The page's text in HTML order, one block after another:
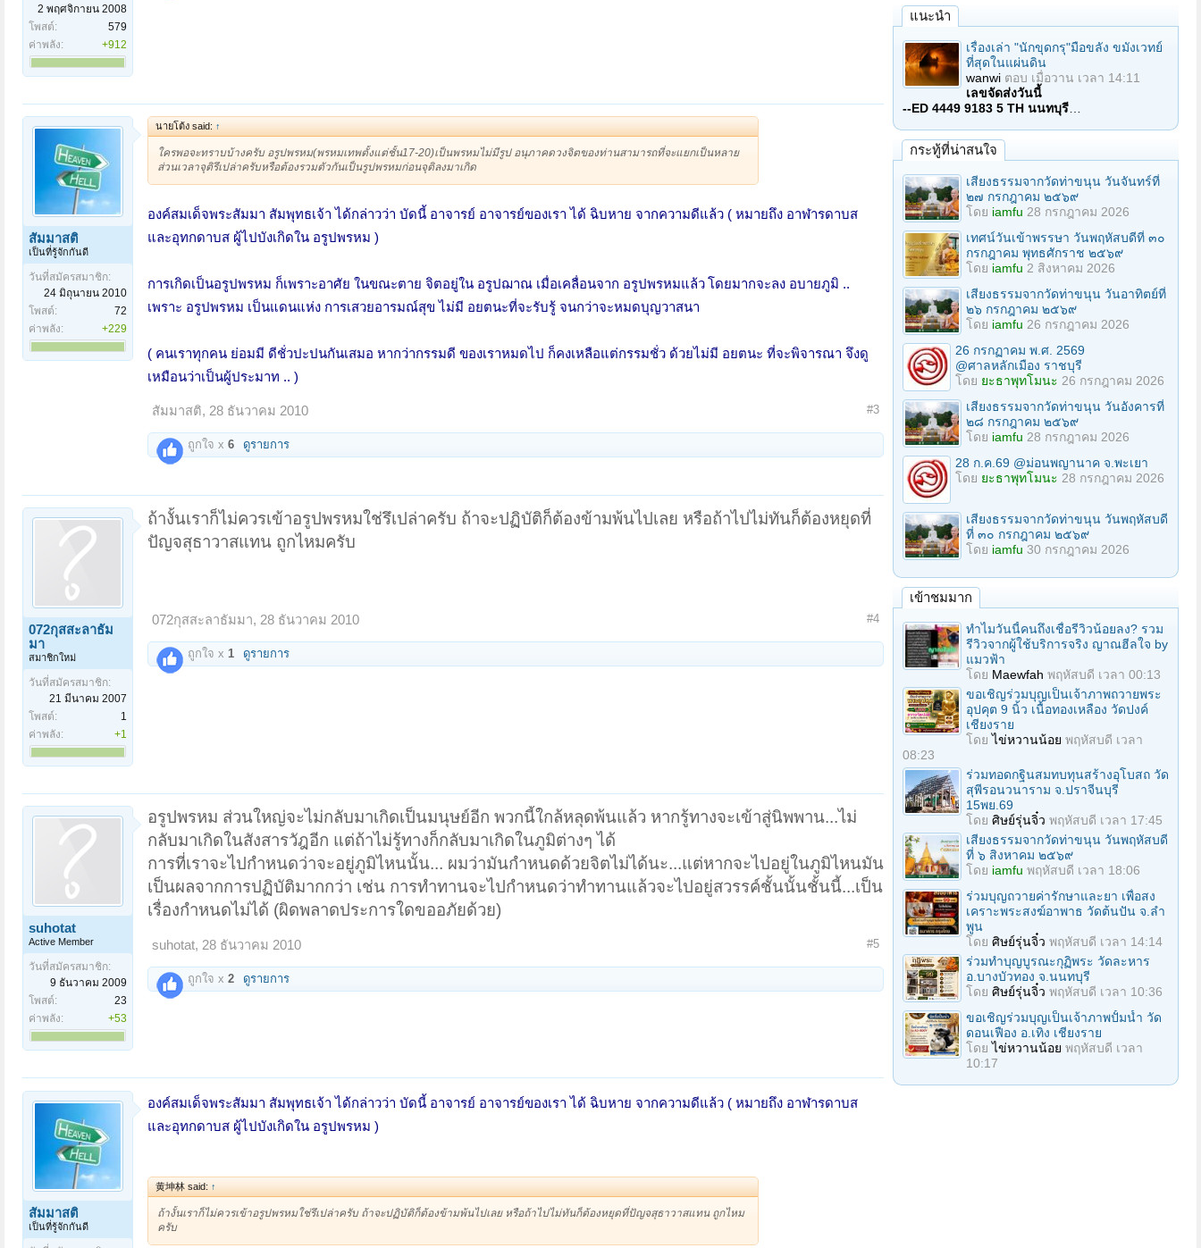
2 พฤศจิกายน 2008
โพสต์:
579
ค่าพลัง:
+912
สัมมาสติ
เป็นที่รู้จักกันดี
วันที่สมัครสมาชิก:
24 มิถุนายน 2010
โพสต์:
72
ค่าพลัง:
+229
นายโต้ง said: ↑
ใครพอจะทราบบ้างครับ อรูปพรหม(พรหมเทพตั้งแต่ชั้น17-20)เป็นพรหมไม่มีรูป อนุภาคดวงจิตของท่านสามารถที่จะแยกเป็นหลาย
ส่วนเวลาจุติรึเปล่าครับหรือต้องรวมตัวกันเป็นรูปพรหมก่อนจุติลงมาเกิด
องค์สมเด็จพระสัมมา สัมพุทธเจ้า ได้กล่าวว่า บัดนี้ อาจารย์ อาจารย์ของเรา ได้ ฉิบหาย จากความดีแล้ว ( หมายถึง อาฬารดาบส
และอุทกดาบส ผู้ไปบังเกิดใน อรูปพรหม )
การเกิดเป็นอรูปพรหม ก็เพราะอาศัย ในขณะตาย จิตอยู่ใน อรูปฌาณ เมื่อเคลื่อนจาก อรูปพรหมแล้วโดยมากจะลง อบายภูมิ ..
เพราะ อรูปพรหม เป็นแดนแห่ง การเสวยอารมณ์สุข ไม่มี อยตนะที่จะรับรู้ จนกว่าจะหมดบุญวาสนา
( คนเราทุกคน ย่อมมี ดีชั่วปะปนกันเสมอ หากว่ากรรมดี ของเราหมดไป ก็คงเหลือแต่กรรมชั่ว ด้วยไม่มี อยตนะ ที่จะพิจารณา จึงดู
เหมือนว่าเป็นผู้ประมาท .. )
สัมมาสติ, 28 ธันวาคม 2010 #3
ถูกใจ x 6 ดูรายการ
072กุสสะลาธัม
มา
สมาชิกใหม่
วันที่สมัครสมาชิก:
21 มีนาคม 2007
โพสต์:
1
ค่าพลัง:
+1
ถ้างั้นเราก็ไม่ควรเข้าอรูปพรหมใช่รึเปล่าครับ ถ้าจะปฏิบัติก็ต้องข้ามพ้นไปเลย หรือถ้าไปไม่ทันก็ต้องหยุดที่
ปัญจสุธาวาสแทน ถูกไหมครับ
072กุสสะลาธัมมา, 28 ธันวาคม 2010 #4
ถูกใจ x 1 ดูรายการ
suhotat
Active Member
วันที่สมัครสมาชิก:
9 ธันวาคม 2009
โพสต์:
23
ค่าพลัง:
+53
อรูปพรหม ส่วนใหญ่จะไม่กลับมาเกิดเป็นมนุษย์อีก พวกนี้ใกล้หลุดพ้นแล้ว หากรู้ทางจะเข้าสู่นิพพาน...ไม่
กลับมาเกิดในสังสารวัฎอีก แต่ถ้าไม่รู้ทางก็กลับมาเกิดในภูมิต่างๆ ได้
การที่เราจะไปกำหนดว่าจะอยู่ภูมิไหนนั้น... ผมว่ามันกำหนดด้วยจิตไม่ได้นะ...แต่หากจะไปอยู่ในภูมิไหนมัน
เป็นผลจากการปฏิบัติมากกว่า เช่น การทำทานจะไปกำหนดว่าทำทานแล้วจะไปอยู่สวรรค์ชั้นนั้นชั้นนี้...เป็น
เรื่องกำหนดไม่ได้ (ผิดพลาดประการใดขออภัยด้วย)
suhotat, 28 ธันวาคม 2010 #5
ถูกใจ x 2 ดูรายการ
สัมมาสติ
เป็นที่รู้จักกันดี
องค์สมเด็จพระสัมมา สัมพุทธเจ้า ได้กล่าวว่า บัดนี้ อาจารย์ อาจารย์ของเรา ได้ ฉิบหาย จากความดีแล้ว ( หมายถึง อาฬารดาบส
และอุทกดาบส ผู้ไปบังเกิดใน อรูปพรหม )
黄坤林 said: ↑
ถ้างั้นเราก็ไม่ควรเข้าอรูปพรหมใช่รึเปล่าครับ ถ้าจะปฏิบัติก็ต้องข้ามพ้นไปเลย หรือถ้าไปไม่ทันก็ต้องหยุดที่ปัญจสุธาวาสแทน ถูกไหม
ครับ
แนะนำ
เรื่องเล่า "นักขุดกรุ"มือขลัง ขมังเวทย์
ที่สุดในแผ่นดิน
wanwi ตอบ เมื่อวาน เวลา 14:11
เลขจัดส่งวันนี้
--ED 4449 9183 5 TH นนทบุรี
กระทู้ที่น่าสนใจ
เสียงธรรมจากวัดท่าขนุน วันจันทร์ที่
๒๗ กรกฎาคม ๒๕๖๙
โดย iamfu 28 กรกฎาคม 2026
เทศน์วันเข้าพรรษา วันพฤหัสบดีที่ ๓๐
กรกฎาคม พุทธศักราช ๒๕๖๙
โดย iamfu 2 สิงหาคม 2026
เสียงธรรมจากวัดท่าขนุน วันอาทิตย์ที่
๒๖ กรกฎาคม ๒๕๖๙
โดย iamfu 26 กรกฎาคม 2026
26 กรกฏาคม พ.ศ. 2569
@ศาลหลักเมือง ราชบุรี
โดย ยะธาพุทโมนะ 26 กรกฎาคม 2026
เสียงธรรมจากวัดท่าขนุน วันอังคารที่
๒๘ กรกฎาคม ๒๕๖๙
โดย iamfu 28 กรกฎาคม 2026
28 ก.ค.69 @ม่อนพญานาค จ.พะเยา
โดย ยะธาพุทโมนะ 28 กรกฎาคม 2026
เสียงธรรมจากวัดท่าขนุน วันพฤหัสบดี
ที่ ๓๐ กรกฎาคม ๒๕๖๙
โดย iamfu 30 กรกฎาคม 2026
เข้าชมมาก
ทำไมวันนี้คนถึงเชื่อรีวิวน้อยลง? รวม
รีวิวจากผู้ใช้บริการจริง ญาณฮีลใจ by
แมวฟ้า
โดย Maewfah พฤหัสบดี เวลา 00:13
ขอเชิญร่วมบุญเป็นเจ้าภาพถวายพระ
อุปคุต 9 นิ้ว เนื้อทองเหลือง วัดปงค์
เชียงราย
โดยไข่หวานน้อย พฤหัสบดี เวลา
08:23
ร่วมทอดกฐินสมทบทุนสร้างอุโบสถ วัด
สุพีรอนวนาราม จ.ปราจีนบุรี
15พย.69
โดย ศิษย์รุ่นจิ๋ว พฤหัสบดี เวลา 17:45
เสียงธรรมจากวัดท่าขนุน วันพฤหัสบดี
ที่ ๖ สิงหาคม ๒๕๖๙
โดย iamfu พฤหัสบดี เวลา 18:06
ร่วมบุญถวายค่ารักษาและยา เพื่อสง
เคราะพระสงฆ์อาพาธ วัดต้นปัน จ.ลํา
พูน
โดย ศิษย์รุ่นจิ๋ว พฤหัสบดี เวลา 14:14
ร่วมทําบุญบูรณะกุฏิพระ วัดละหาร
อ.บางบัวทอง จ.นนทบุรี
โดย ศิษย์รุ่นจิ๋ว พฤหัสบดี เวลา 10:36
ขอเชิญร่วมบุญเป็นเจ้าภาพปั้มน้ำ วัด
ดอนเฟือง อ.เทิง เชียงราย
โดยไข่หวานน้อย พฤหัสบดี เวลา
10:17